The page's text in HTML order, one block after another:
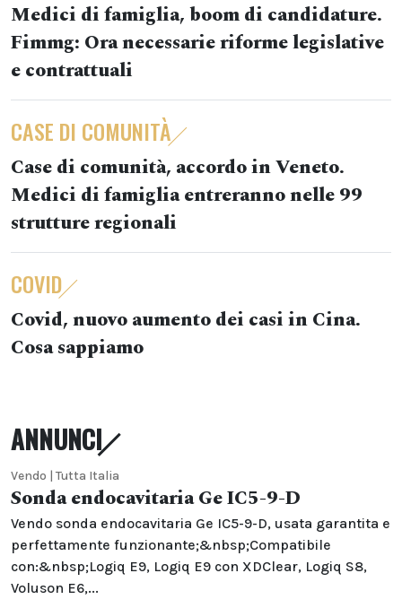
Medici di famiglia, boom di candidature.
Fimmg: Ora necessarie riforme legislative
e contrattuali
CASE DI COMUNITÀ
Case di comunità, accordo in Veneto.
Medici di famiglia entreranno nelle 99
strutture regionali
COVID
Covid, nuovo aumento dei casi in Cina.
Cosa sappiamo
ANNUNCI
Vendo | Tutta Italia
Sonda endocavitaria Ge IC5-9-D
Vendo sonda endocavitaria Ge IC5-9-D, usata garantita e
perfettamente funzionante;&nbsp;Compatibile
con:&nbsp;Logiq E9, Logiq E9 con XDClear, Logiq S8,
Voluson E6,...